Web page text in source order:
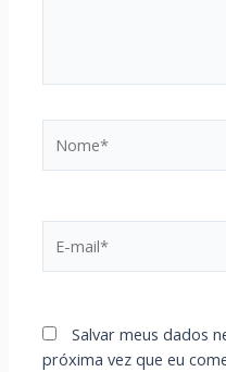
mail*
Salvar meus dados
próxima vez que eu